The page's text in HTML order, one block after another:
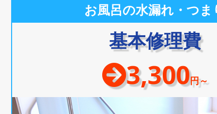
お風呂の水漏れ・つま
基本修理費
3,300円～